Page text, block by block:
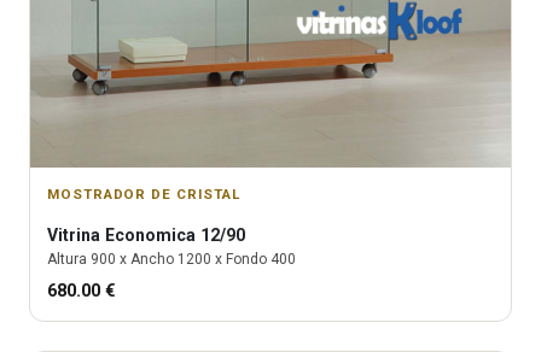
MOSTRADOR DE CRISTAL
Vitrina Economica 12/90
Altura 900 x Ancho 1200 x Fondo 400
680.00 €